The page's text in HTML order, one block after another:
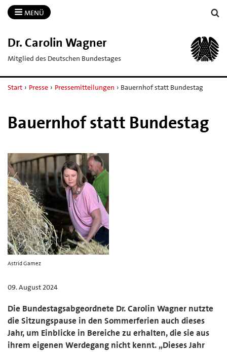
MENÜ
Dr.​ Carolin Wagner
Mitglied des Deutschen Bundestages
Start › Presse › Pressemitteilungen › Bauernhof statt Bundestag
Bauernhof statt Bundestag
Astrid Gamez
09. August 2024
Die Bundestagsabgeordnete Dr. Carolin Wagner nutzte
die Sitzungspause in den Sommerferien auch dieses
Jahr, um Einblicke in Bereiche zu erhalten, die sie aus
ihrem eigenen Werdegang nicht kennt. „Dieses Jahr